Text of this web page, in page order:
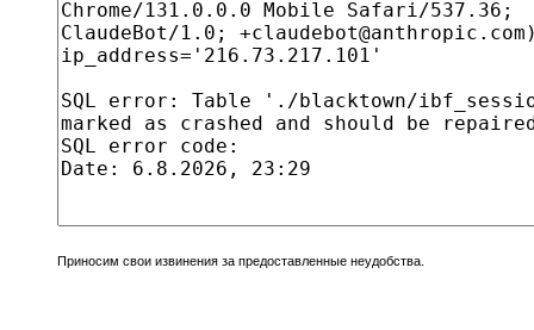
Приносим свои извинения за предоставленные неудобства.